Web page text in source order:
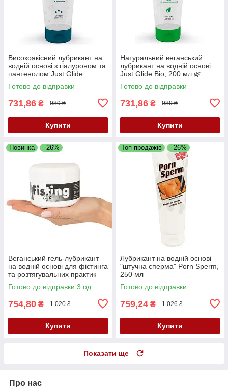
Високоякісний лубрикант на
водній основі з гіалуроном та
пантенолом Just Glide
Premium, 200 мл
Готово до відправки
731,86 ₴ 989 ₴
Купити
Натуральний веганський
лубрикант на водній основі
Just Glide Bio, 200 мл 🌿
Готово до відправки
731,86 ₴ 989 ₴
Купити
Новинка –26%
Веганський гель-лубрикант
на водній основі для фістинга
та розтягувальних практик
Fisting Gel, 200 мл
Готово до відправки 3 од.
754,80 ₴ 1 020 ₴
Купити
Топ продажів –26%
Лубрикант на водній основі
"штучна сперма" Porn Sperm,
250 мл
Готово до відправки
759,24 ₴ 1 026 ₴
Купити
Показати ще
Про нас